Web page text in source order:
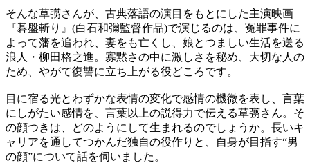
そんな草彅さんが、古典落語の演目をもとにした主演映画
『碁盤斬り』(白石和彌監督作品)で演じるのは、冤罪事件に
よって藩を追われ、妻をも亡くし、娘とつましい生活を送る
浪人・柳田格之進。寡黙さの中に激しさを秘め、大切な人の
ため、やがて復讐に立ち上がる役どころです。
目に宿る光とわずかな表情の変化で感情の機微を表し、言葉
にしがたい感情を、言葉以上の説得力で伝える草彅さん。そ
の顔つきは、どのようにして生まれるのでしょうか。長いキ
ャリアを通してつかんだ独自の役作りと、自身が目指す“男
の顔”について話を伺いました。